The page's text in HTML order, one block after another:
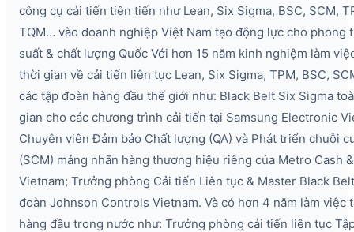
công cụ cải tiến tiên tiến như Lean, Six Sigma, BSC, SCM,
TQM… vào doanh nghiệp Việt Nam tạo động lực cho phong
suất & chất lượng Quốc Với hơn 15 năm kinh nghiệm làm
thời gian về cải tiến liên tục Lean, Six Sigma, TPM, BSC,
các tập đoàn hàng đầu thế giới như: Black Belt Six Sigma
gian cho các chương trình cải tiến tại Samsung Electronic
Chuyên viên Đảm bảo Chất lượng (QA) và Phát triển chuỗi
(SCM) mảng nhãn hàng thương hiệu riêng của Metro Cash
Vietnam; Trưởng phòng Cải tiến Liên tục & Master Black
đoàn Johnson Controls Vietnam. Và có hơn 4 năm làm việc
hàng đầu trong nước như: Trưởng phòng cải tiến liên tục